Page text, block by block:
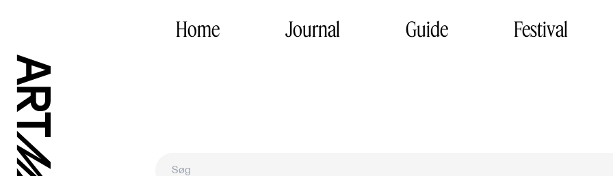
Home Journal Guide Festival